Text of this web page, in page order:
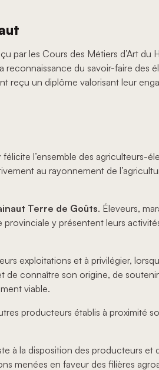
par les Cours des Métiers d’Art du
du savoir-faire des
reçu un diplôme valorisant leur
félicite l’ensemble des agriculteurs-
au rayonnement de
Terre de Goûts. Éleveurs,
y présentent leurs
exploitations et à privilégier,
de connaître son origine, de
viable.
producteurs établis à proximité
à la disposition des producteurs et
menées en faveur des filières